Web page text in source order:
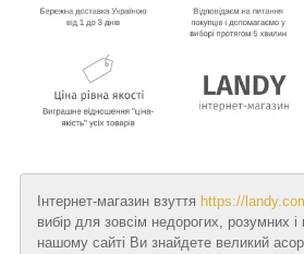
Інтернет-магазин взуття https://
вибір для зовсім недорогих, розумних
нашому сайті Ви знайдете великий